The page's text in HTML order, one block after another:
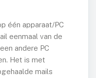
één apparaat/PC
eenmaal van de
andere PC
Het is met
mails